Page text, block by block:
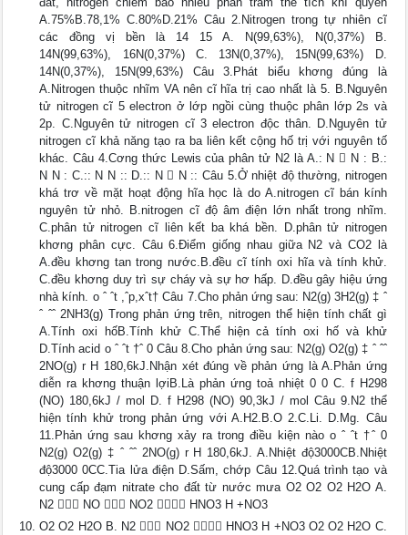
A.75%B.78,1% C.80%D.21% Câu 2.Nitrogen trong tự nhiên cĩ
các đồng vị bền là 14 15 A. N(99,63%), N(0,37%) B.
14N(99,63%), 16N(0,37%) C. 13N(0,37%), 15N(99,63%) D.
14N(0,37%), 15N(99,63%) Câu 3.Phát biểu khơng đúng là
A.Nitrogen thuộc nhĩm VA nên cĩ hĩa trị cao nhất là 5. B.Nguyên
tử nitrogen cĩ 5 electron ở lớp ngồi cùng thuộc phân lớp 2s và
2p. C.Nguyên tử nitrogen cĩ 3 electron độc thân. D.Nguyên tử
nitrogen cĩ khả năng tạo ra ba liên kết cộng hố trị với nguyên tố
khác. Câu 4.Cơng thức Lewis của phân tử N2 là A.: N  N : B.:
N N : C.:: N N :: D.:: N  N :: Câu 5.Ở nhiệt độ thường, nitrogen
khá trơ về mặt hoạt động hĩa học là do A.nitrogen cĩ bán kính
nguyên tử nhỏ. B.nitrogen cĩ độ âm điện lớn nhất trong nhĩm.
C.phân tử nitrogen cĩ liên kết ba khá bền. D.phân tử nitrogen
khơng phân cực. Câu 6.Điểm giống nhau giữa N2 và CO2 là
A.đều khơng tan trong nước.B.đều cĩ tính oxi hĩa và tính khử.
C.đều khơng duy trì sự cháy và sự hơ hấp. D.đều gây hiệu ứng
nhà kính. o ˆ ˆt ,ˆp,xˆt† Câu 7.Cho phản ứng sau: N2(g) 3H2(g) ‡ ˆ
ˆ ˆˆ 2NH3(g) Trong phản ứng trên, nitrogen thể hiện tính chất gì
A.Tính oxi hốB.Tính khử C.Thể hiện cả tính oxi hố và khử
D.Tính acid o ˆ ˆt †ˆ 0 Câu 8.Cho phản ứng sau: N2(g) O2(g) ‡ ˆ ˆˆ
2NO(g) r H 180,6kJ.Nhận xét đúng về phản ứng là A.Phản ứng
diễn ra khơng thuận lợiB.Là phản ứng toả nhiệt 0 0 C. f H298
(NO) 180,6kJ / mol D. f H298 (NO) 90,3kJ / mol Câu 9.N2 thể
hiện tính khử trong phản ứng với A.H2.B.O 2.C.Li. D.Mg. Câu
11.Phản ứng sau khơng xảy ra trong điều kiện nào o ˆ ˆt †ˆ 0
N2(g) O2(g) ‡ ˆ ˆˆ 2NO(g) r H 180,6kJ. A.Nhiệt độ3000CB.Nhiệt
độ3000 0CC.Tia lửa điện D.Sấm, chớp Câu 12.Quá trình tạo và
cung cấp đạm nitrate cho đất từ nước mưa O2 O2 O2 H2O A.
N2  NO  NO2  HNO3 H +NO3
O2 O2 H2O B. N2  NO2  HNO3 H +NO3 O2 O2 H2O C.